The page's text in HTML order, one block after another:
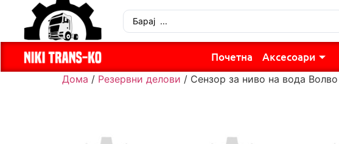
Почетна Аксесоари
Дома / Резервни делови / Сензор за ниво на вода Волво